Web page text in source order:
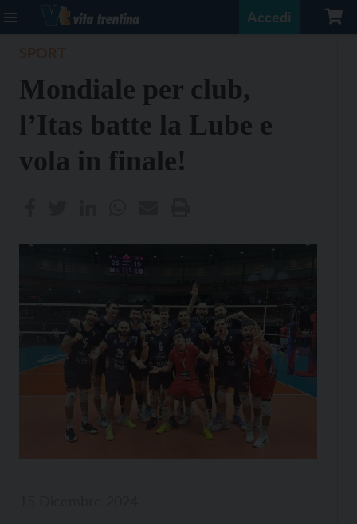
Accedi
Mondiale per club,
l’Itas batte la Lube e
vola in finale!